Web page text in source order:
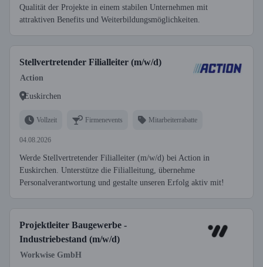
Qualität der Projekte in einem stabilen Unternehmen mit
attraktiven Benefits und Weiterbildungsmöglichkeiten.
Stellvertretender Filialleiter (m/w/d)
Action
Euskirchen
Vollzeit Firmenevents Mitarbeiterrabatte
04.08.2026
Werde Stellvertretender Filialleiter (m/w/d) bei Action in
Euskirchen. Unterstütze die Filialleitung, übernehme
Personalverantwortung und gestalte unseren Erfolg aktiv mit!
Projektleiter Baugewerbe -
Industriebestand (m/w/d)
Workwise GmbH